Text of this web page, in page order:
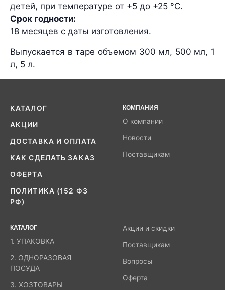
детей, при температуре от +5 до +25 °С.
Срок годности:
18 месяцев с даты изготовления.
Выпускается в таре объемом 300 мл, 500 мл, 1
л, 5 л.
КАТАЛОГ
АКЦИИ
ДОСТАВКА И ОПЛАТА
КАК СДЕЛАТЬ ЗАКАЗ
ОФЕРТА
ПОЛИТИКА (152 ФЗ
РФ)
КОМПАНИЯ
О компании
Новости
Поставщикам
КАТАЛОГ
1. УПАКОВКА
2. ОДНОРАЗОВАЯ
ПОСУДА
3. ХОЗТОВАРЫ
Акции и скидки
Поставщикам
Вопросы
Оферта